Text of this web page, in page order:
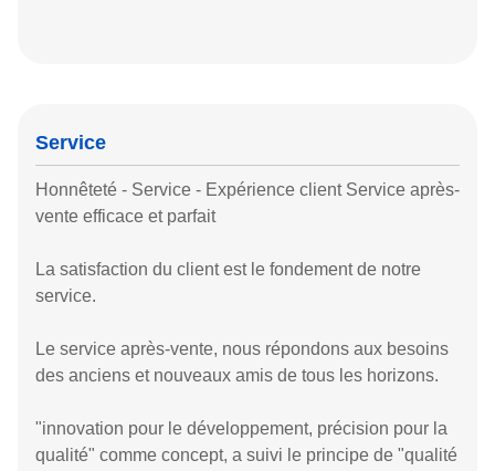
Service
Honnêteté - Service - Expérience client Service après-
vente efficace et parfait
La satisfaction du client est le fondement de notre
service.
Le service après-vente, nous répondons aux besoins
des anciens et nouveaux amis de tous les horizons.
"innovation pour le développement, précision pour la
qualité" comme concept, a suivi le principe de "qualité